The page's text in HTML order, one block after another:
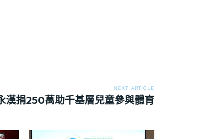
NEXT ARTICLE
漢捐250萬助千基層兒童參與體育